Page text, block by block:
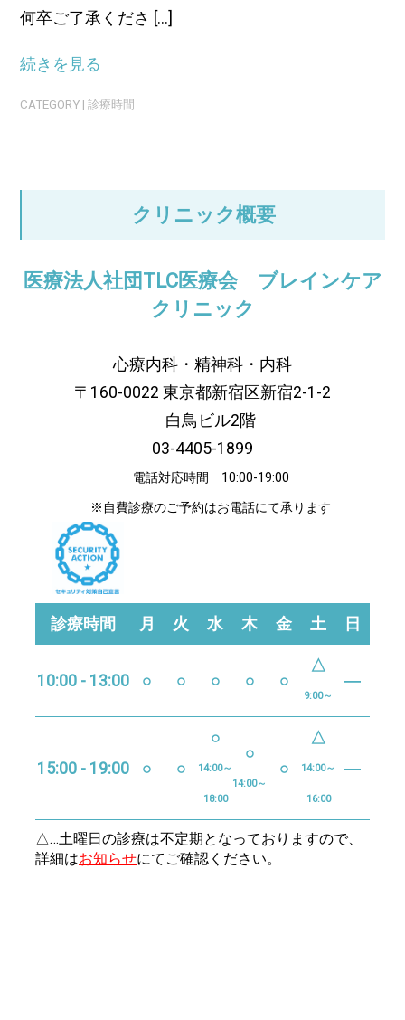
何卒ご了承くださ [...]
続きを見る
CATEGORY | 診療時間
クリニック概要
医療法人社団TLC医療会 ブレインケア
クリニック
心療内科・精神科・内科
〒160-0022 東京都新宿区新宿2-1-2
白鳥ビル2階
03-4405-1899
電話対応時間 10:00-19:00
※自費診療のご予約はお電話にて承ります
△…土曜日の診療は不定期となっておりますので、
詳細はお知らせにてご確認ください。
診療時間 月 火 水 木 金 土 日
10:00 - 13:00 ○ ○ ○ ○ ○
△
9:00～
―
15:00 - 19:00 ○ ○
○
14:00～
18:00
○
14:00～
○
△
14:00～
16:00
―